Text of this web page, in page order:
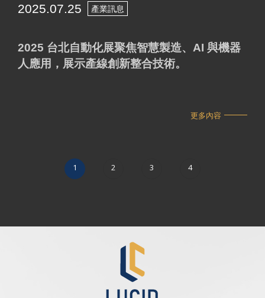
2025.07.25 產業訊息
2025 台北自動化展聚焦智慧製造、AI 與機器
人應用，展示產線創新整合技術。
更多內容
1 2 3 4